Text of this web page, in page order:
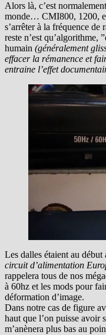
Alors là, c’est
monde… CMI800, 1200,
s’arrêter à la fréquence
reste n’est qu’algorithme,
humain (généralement
effacer la rémanence et
entraine l’effet
Les dalles étaient au
circuit d’alimentation
rappelera tous de nos
à 60hz et les mods pour
déformation d’image.
Dans notre cas de figure
haut que l’on puisse
m’anènera plus bas au